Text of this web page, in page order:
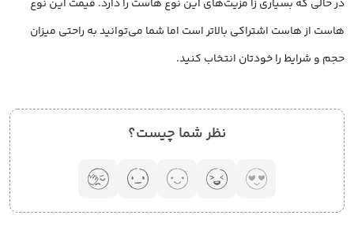
در حالی که بسیاری زا مزیت‌های این نوع هاست را دارد. قیمت این نوع
هاست از هاست اشتراکی بالاتر است اما شما می‌توانید به راحتی میزان
حجم و شرایط را خودتان انتخاب کنید.
نظر شما چیست؟